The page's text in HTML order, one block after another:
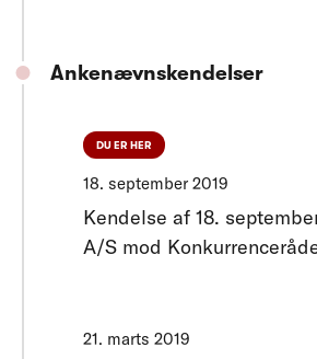
Ankenævnskendelser
DU ER HER
18. september 2019
Kendelse af 18.
A/S mod
21. marts 2019